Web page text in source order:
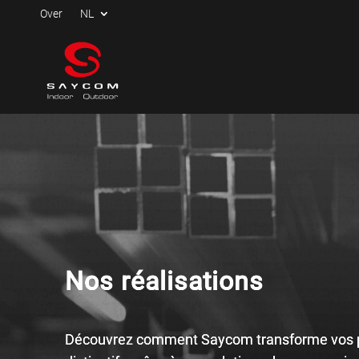
Over NL
Nos réalisations
Découvrez comment Saycom transforme